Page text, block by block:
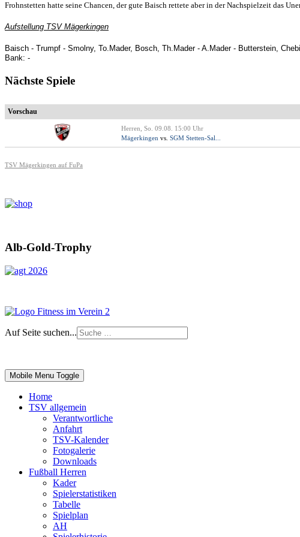
Frohnstetten hatte seine Chancen, der gute Baisch rettete aber in der Nachspielzeit das
Aufstellung TSV Mägerkingen
Baisch - Trumpf - Smolny, To.Mader, Bosch, Th.Mader - A.Mader - Butterstein,
Bank: -
Nächste Spiele
Vorschau
Herren, So. 09.08. 15:00 Uhr
Mägerkingen vs. SGM Stetten-Sal...
TSV Mägerkingen auf FuPa
Alb-Gold-Trophy
Auf Seite suchen...
Mobile Menu Toggle
Home
TSV allgemein
Verantwortliche
Anfahrt
TSV-Kalender
Fotogalerie
Downloads
Fußball Herren
Kader
Spielerstatistiken
Tabelle
Spielplan
AH